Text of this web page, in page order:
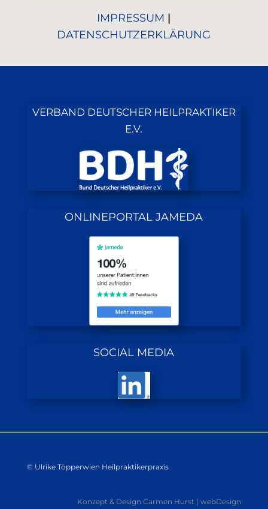
IMPRESSUM |
DATENSCHUTZERKLÄRUNG
VERBAND DEUTSCHER HEILPRAKTIKER
E.V.
ONLINEPORTAL JAMEDA
SOCIAL MEDIA
© Ulrike Töpperwien Heilpraktikerpraxis
Konzept & Design Carmen Hurst | webDesign